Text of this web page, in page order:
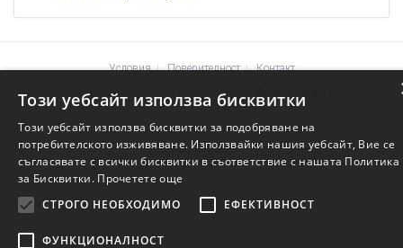
Условия Поверителност
Контакт
Храните.info © 2004-2026 Project of
Този уебсайт използва бисквитки
Този уебсайт използва бисквитки за подобряване на
потребителското изживяване. Използвайки нашия уебсайт, Вие се
съгласявате с всички бисквитки в съответствие с нашата Политика
за Бисквитки. Прочетете още
СТРОГО НЕОБХОДИМО
ЕФЕКТИВНОСТ
ФУНКЦИОНАЛНОСТ